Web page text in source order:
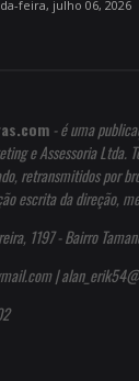
feira, julho 06, 2026
- é uma
e Assessoria Ltda.
retransmitidos por
escrita da direção,
1197 - Bairro
|